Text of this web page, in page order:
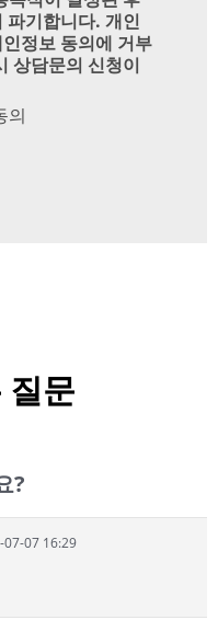
파기합니다. 개인
정보 동의에 거부
상담문의 신청이
의
질문
?
07-07 16:29